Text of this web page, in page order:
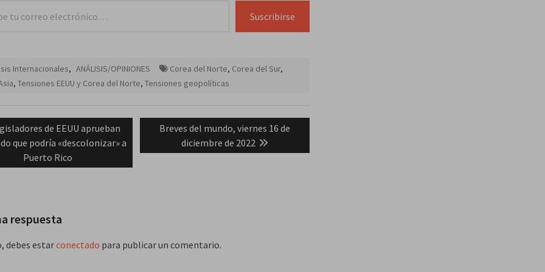
Suscribirse
Internacionales, ANÁLISIS/OPINIONES Corea del Norte, Corea del Sur,
, Tensiones EEUU y Corea del Norte, Tensiones geopolíticas
de EEUU aprueban
que podría «descolonizar» a
Puerto Rico
Next
Breves del mundo, viernes 16 de
diciembre de 2022
respuesta
debes estarconectado para publicar un comentario.